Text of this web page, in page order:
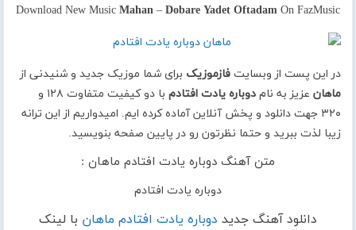
Download New Music Mahan – Dobare Yadet Oftadam On FazMusic
در این پست از وبسایتفازموزیک برای شما موزیک جدید و شنیدنی از
ماهان عزیز به نامدوباره یادت افتادم
با دو کیفیت متفاوت ۱۲۸ و
۳۲۰ جهت دانلود و پخش آنلاین آماده کرده ایم. امیدواریم از این ترانه
زیبا لذت ببرید و حتما نظرتون رو در پایین صفحه بنویسید.
متن آهنگ دوباره یادت افتادم ماهان :
دوباره یادت افتادم
دانلود آهنگ جدید دوباره یادت افتادم ماهان با لینک